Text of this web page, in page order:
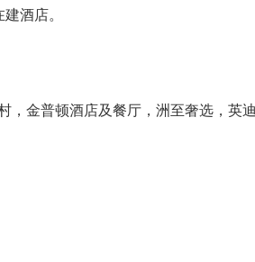
酒店。
，金普顿酒店及餐厅，洲至奢选，英迪